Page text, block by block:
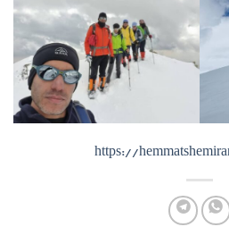
https://